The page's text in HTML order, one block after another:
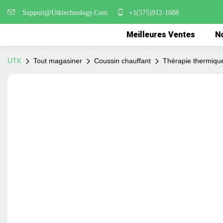
Support@Utktechnology.Com +1(575)912-1688
Meilleures Ventes
UTK Tout magasiner Coussin chauffant Thérapie